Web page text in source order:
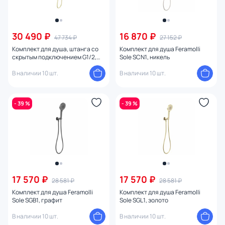
30 490 ₽ 47 734 ₽
Комплект для душа, штанга со
скрытым подключением G1/2,
Feramolli Sole S783GL, золото
В наличии 10 шт.
16 870 ₽ 27 152 ₽
Комплект для душа Feramolli
Sole SCN1, никель
В наличии 10 шт.
- 39 %
17 570 ₽ 28 581 ₽
Комплект для душа Feramolli
Sole SGB1, графит
В наличии 10 шт.
- 39 %
17 570 ₽ 28 581 ₽
Комплект для душа Feramolli
Sole SGL1, золото
В наличии 10 шт.